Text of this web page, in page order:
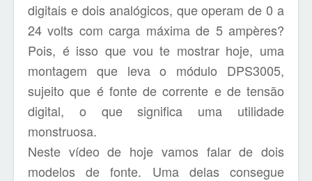
digitais e dois analógicos, que operam de 0 a
24 volts com carga máxima de 5 ampères?
Pois, é isso que vou te mostrar hoje, uma
montagem que leva o módulo DPS3005,
sujeito que é fonte de corrente e de tensão
digital, o que significa uma utilidade
monstruosa.
Neste vídeo de hoje vamos falar de dois
modelos de fonte. Uma delas consegue